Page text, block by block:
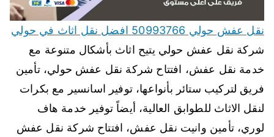
نقل عفش حولي 50993766 افضل نقل اثاث في حولي
شركة نقل عفش حولي يتيح اثاث بأشكال متنوعة مع
خدمة نقل عفش، افتتاح شركة نقل عفش حولي، تأمين
فريق لتركيب ستائر بأنواعها، توفير اسانسير مع بكرات
لنقل الاثاث للطوابق العالية، أيضاً توفير خدمة هاف
لوري، تأمين وانيت نقل عفش، افتتاح شركة نقل عفش